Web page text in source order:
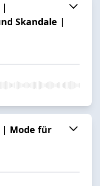
|
Skandale |
| Mode für